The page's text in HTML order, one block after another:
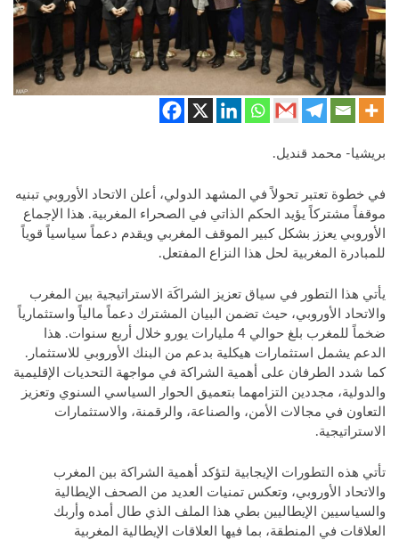
بريشيا- محمد قنديل.
في خطوة تعتبر تحولاً في المشهد الدولي، أعلن الاتحاد الأوروبي تبنيه
موقفاً مشتركاً يؤيد الحكم الذاتي في الصحراء المغربية. هذا الإجماع
الأوروبي يعزز بشكل كبير الموقف المغربي ويقدم دعماً سياسياً قوياً
للمبادرة المغربية لحل هذا النزاع المفتعل.
يأتي هذا التطور في سياق تعزيز الشراكَة الاستراتيجية بين المغرب
والاتحاد الأوروبي، حيث تضمن البيان المشترك دعماً مالياً واستثمارياً
ضخماً للمغرب بلغ حوالي 4 مليارات يورو خلال أربع سنوات. هذا
الدعم يشمل استثمارات هيكلية بدعم من البنك الأوروبي للاستثمار.
كما شدد الطرفان على أهمية الشراكة في مواجهة التحديات الإقليمية
والدولية، مجددين التزامهما بتعميق الحوار السياسي السنوي وتعزيز
التعاون في مجالات الأمن، والصناعة، والرقمنة، والاستثمارات
الاستراتيجية.
تأتي هذه التطورات الإيجابية لتؤكد أهمية الشراكة بين المغرب
والاتحاد الأوروبي، وتعكس تمنيات العديد من الصحف الإيطالية
والسياسيين الإيطاليين بطي هذا الملف الذي طال أمده وأربك
العلاقات في المنطقة، بما فيها العلاقات الإيطالية المغربية